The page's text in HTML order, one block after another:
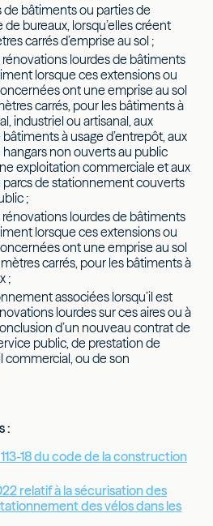
bâtiments ou parties de
bureaux, lorsqu’elles créent
carrés d’emprise au sol ;
lourdes de bâtiments
lorsque ces extensions ou
ont une emprise au sol
carrés, pour les bâtiments à
industriel ou artisanal, aux
à usage d’entrepôt, aux
non ouverts au public
exploitation commerciale et aux
de stationnement couverts
;
lourdes de bâtiments
lorsque ces extensions ou
ont une emprise au sol
carrés, pour les bâtiments à
;
associées lorsqu’il est
lourdes sur ces aires ou à
d’un nouveau contrat de
public, de prestation de
commercial, ou de son
:
113-18 du code de la construction
relatif à la sécurisation des
des vélos dans les